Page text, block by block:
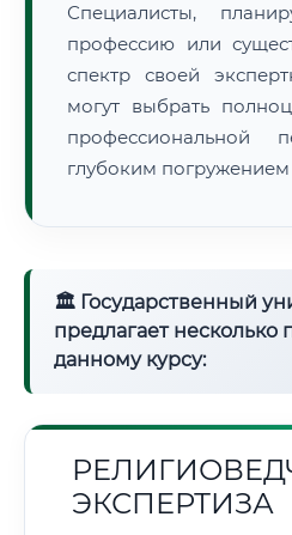
Специалисты,
профессию или
спектр своей
могут выбрать
профессиональной
глубоким
🏛 Государственный
предлагает несколько
данному курсу:
ЭКСПЕРТИЗА